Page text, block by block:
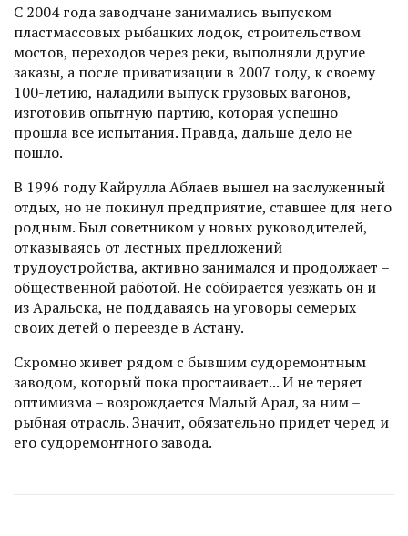
С 2004 года заводчане занимались выпуском
пластмассовых рыбацких лодок, строительством
мостов, переходов через реки, выполняли другие
заказы, а пос­ле приватизации в 2007 году, к своему
100-летию, наладили выпуск грузовых вагонов,
изготовив опытную партию, которая успешно
прошла все испытания. Правда, дальше дело не
пошло.
В 1996 году Кайрулла Аблаев вышел на заслуженный
отдых, но не покинул предприятие, ставшее для него
родным. Был советником у новых руководителей,
отказываясь от лестных предложений
трудоустройства, активно занимался и продолжает –
общественной работой. Не собирается уезжать он и
из Аральска, не поддаваясь на уговоры семерых
своих детей о переезде в Астану.
Скромно живет рядом с бывшим судоремонтным
заводом, который пока простаивает... И не теряет
оптимизма – возрождается Малый Арал, за ним –
рыбная отрасль. Значит, обязательно придет черед и
его судоремонт­ного завода.